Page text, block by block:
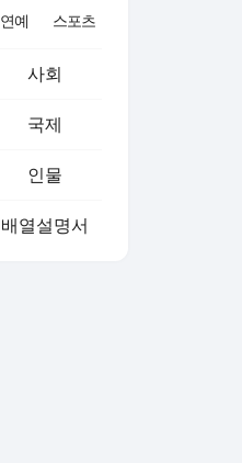
연예 스포츠
사회
국제
인물
배열설명서